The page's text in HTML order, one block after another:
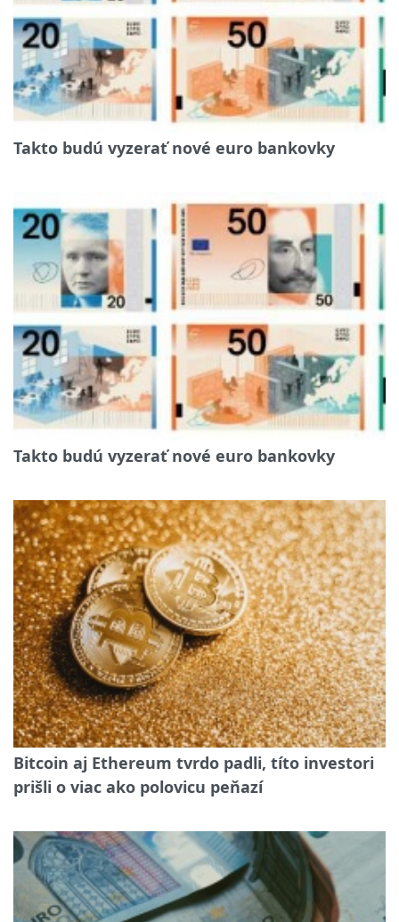
Takto budú vyzerať nové euro bankovky
Takto budú vyzerať nové euro bankovky
Bitcoin aj Ethereum tvrdo padli, títo investori
prišli o viac ako polovicu peňazí